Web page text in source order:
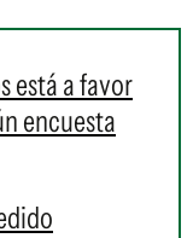
está a favor
encuesta